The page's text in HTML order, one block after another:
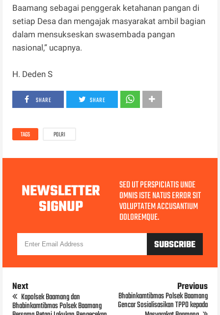
Baamang sebagai penggerak ketahanan pangan di
setiap Desa dan mengajak masyarakat ambil bagian
dalam mensukseskan swasembada pangan
nasional,” ucapnya.
H. Deden S
SHARE SHARE
TAGS POLRI
NEWSLETTER
SIGNUP
SED UT PERSPICIATIS UNDE
OMNIS ISTE NATUS ERROR SIT
VOLUPTATEM ACCUSANTIUM
DOLOREMQUE.
Next
Kapolsek Baamang dan
Bhabinkamtibmas Polsek Baamang
Previous
Bhabinkamtibmas Polsek Baamang
Gencar Sosialisasikan TPPO kepada